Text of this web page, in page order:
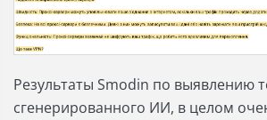
Результаты Smodin по выявлению
сгенерированного ИИ, в целом